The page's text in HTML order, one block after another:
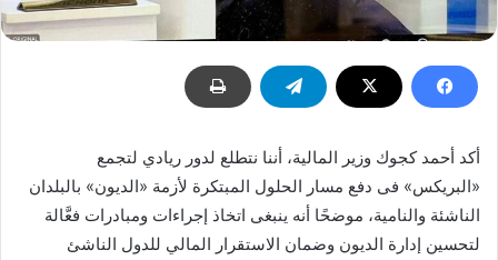
أكد أحمد كجوك وزير المالية، أننا نتطلع لدور ريادي لتجمع
«البريكس» فى دفع مسار الحلول المبتكرة لأزمة «الديون» بالبلدان
الناشئة والنامية، موضحًا أنه ينبغى اتخاذ إجراءات ومبادرات فعَّالة
لتحسين إدارة الديون وضمان الاستقرار المالي للدول الناشئ